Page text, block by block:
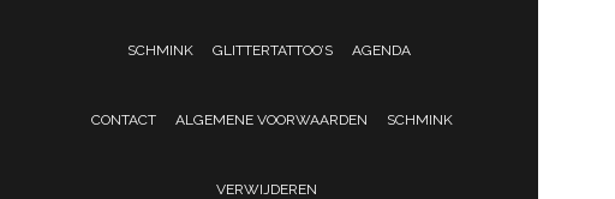
SCHMINK GLITTERTATTOO’S AGENDA
CONTACT ALGEMENE VOORWAARDEN SCHMINK
VERWIJDEREN